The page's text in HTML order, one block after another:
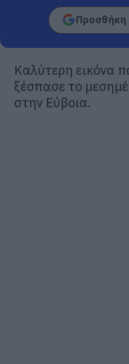
Προσθήκη
Καλύτερη εικόνα
ξέσπασε το
στην Εύβοια.